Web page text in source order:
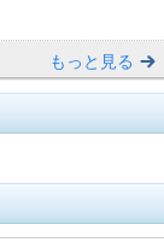
もっと見る